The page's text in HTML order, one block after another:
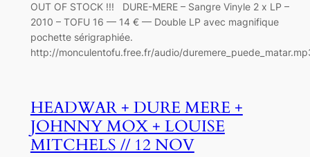
OUT OF STOCK !!! DURE-MERE – Sangre Vinyle 2 x LP –
2010 – TOFU 16 — 14 € — Double LP avec magnifique
pochette sérigraphiée.
http://monculentofu.free.fr/audio/
HEADWAR + DURE MERE +
JOHNNY MOX + LOUISE
MITCHELS // 12 NOV